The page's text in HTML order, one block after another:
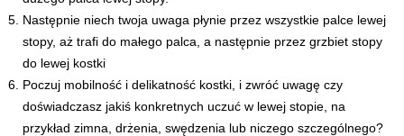
Następnie niech twoja uwaga płynie przez wszystkie palce lewej
stopy, aż trafi do małego palca, a następnie przez grzbiet stopy
do lewej kostki
Poczuj mobilność i delikatność kostki, i zwróć uwagę czy
doświadczasz jakiś konkretnych uczuć w lewej stopie, na
przykład zimna, drżenia, swędzenia lub niczego szczególnego?